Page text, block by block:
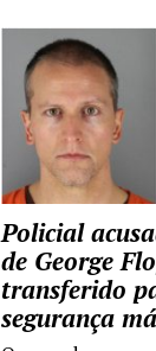
Policial
de George
transferido
segurança